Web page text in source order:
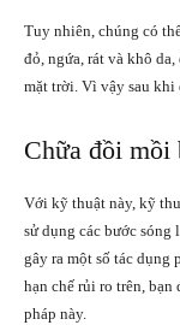
Tuy nhiên, chúng có
đỏ, ngứa, rát và khô
mặt trời. Vì vậy sau khi
Chữa đồi mồi
Với kỹ thuật này, kỹ
sử dụng các bước sóng
gây ra một số tác dụng
hạn chế rủi ro trên,
pháp này.